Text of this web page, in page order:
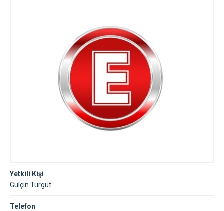
Yetkili Kişi
Gülçin Turgut
Telefon